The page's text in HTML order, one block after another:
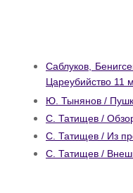
Саблуков,
Цареубийство 11
Ю. Тынянов /
С. Татищев /
С. Татищев / Из
С. Татищев /